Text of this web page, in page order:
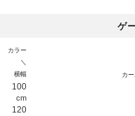
ゲ
カラー
＼
横幅
カ
100
cm
120